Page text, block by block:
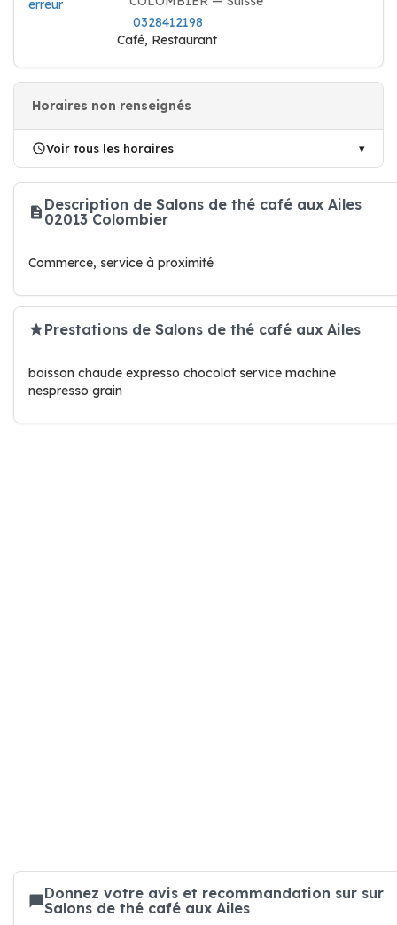
erreur
0328412198
Café, Restaurant
Horaires non renseignés
Voir tous les horaires
Description de Salons de thé café aux Ailes
02013 Colombier
Commerce, service à proximité
Prestations de Salons de thé café aux Ailes
boisson chaude expresso chocolat service machine
nespresso grain
Donnez votre avis et recommandation sur sur
Salons de thé café aux Ailes